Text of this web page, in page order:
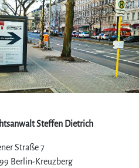
Steffen Dietrich
Straße 7
Berlin-Kreuzberg